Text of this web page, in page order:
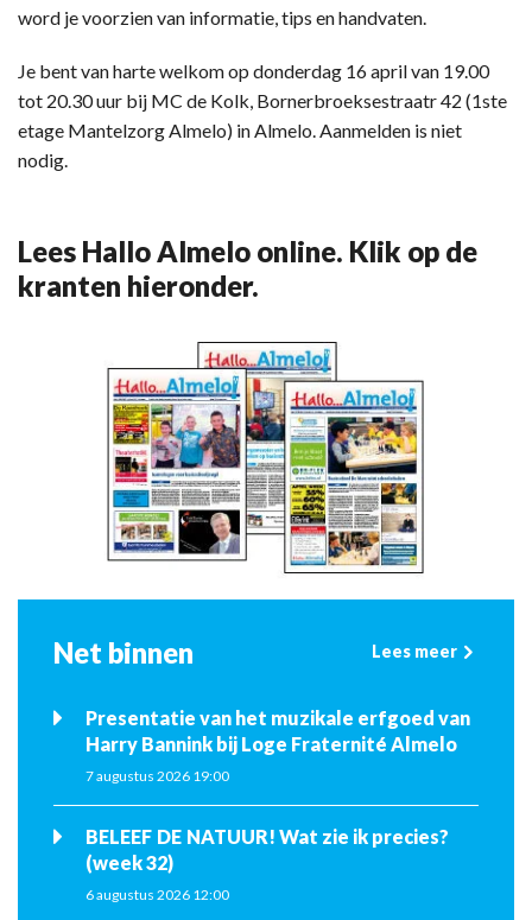
word je voorzien van informatie, tips en handvaten.
Je bent van harte welkom op donderdag 16 april van 19.00
tot 20.30 uur bij MC de Kolk, Bornerbroeksestraatr 42 (1ste
etage Mantelzorg Almelo) in Almelo. Aanmelden is niet
nodig.
Lees Hallo Almelo online. Klik op de
kranten hieronder.
Net binnen Lees meer
Presentatie van het muzikale erfgoed van
Harry Bannink bij Loge Fraternité Almelo
7 augustus 2026 19:00
BELEEF DE NATUUR! Wat zie ik precies?
(week 32)
6 augustus 2026 12:00